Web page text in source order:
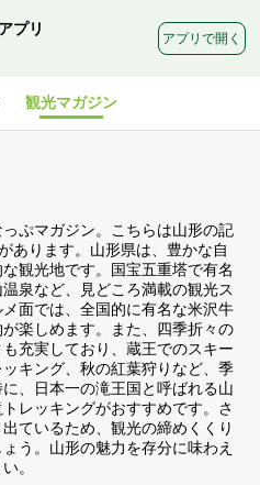
プリ
アプリで開く
観光マガジン
ぷマガジン。こちらは山形の記
ります。山形県は、豊かな自
観光地です。国宝五重塔で有名
泉など、見どころ満載の観光ス
面では、全国的に有名な米沢牛
楽しめます。また、四季折々の
充実しており、蔵王でのスキー
キング、秋の紅葉狩りなど、季
、日本一の滝王国と呼ばれる山
レッキングがおすすめです。さ
ているため、観光の締めくくり
う。山形の魅力を存分に味わえ
。